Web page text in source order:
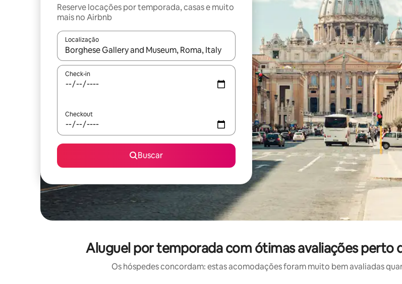
Reserve locações por temporada, casas e muito
mais no Airbnb
Localização
Quando os resultados estiverem disponíveis, explore-os usando as seta para cima e para baixo do
Check-in
Checkout
Buscar
Aluguel por temporada com ótimas avaliações perto
Os hóspedes concordam: estas acomodações foram muito bem avaliadas